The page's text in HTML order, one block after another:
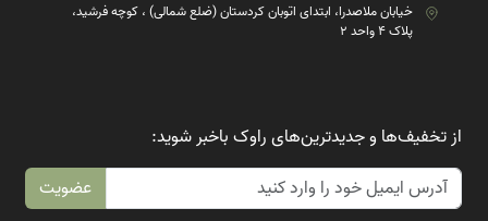
خیابان ملاصدرا، ابتدای اتوبان کردستان (ضلع شمالی) ، کوچه فرشید،
پلاک ۴ واحد ۲
از تخفیف‌ها و جدیدترین‌های راوک باخبر شوید:
عضویت